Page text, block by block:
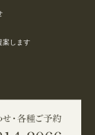
案します